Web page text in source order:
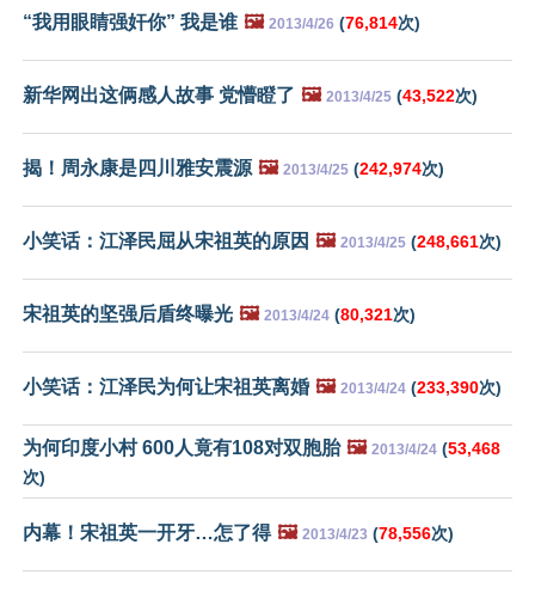
“我用眼睛强奸你” 我是谁 🖼️ 2013/4/26 (76,814次)
新华网出这俩感人故事 党懵瞪了 🖼️ 2013/4/25 (43,522次)
揭！周永康是四川雅安震源 🖼️ 2013/4/25 (242,974次)
小笑话：江泽民屈从宋祖英的原因 🖼️ 2013/4/25 (248,661次)
宋祖英的坚强后盾终曝光 🖼️ 2013/4/24 (80,321次)
小笑话：江泽民为何让宋祖英离婚 🖼️ 2013/4/24 (233,390次)
为何印度小村 600人竟有108对双胞胎 🖼️ 2013/4/24 (53,468
次)
内幕！宋祖英一开牙…怎了得 🖼️ 2013/4/23 (78,556次)